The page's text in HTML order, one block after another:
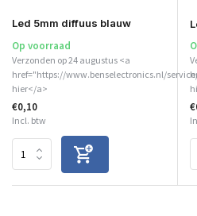
Led 5mm diffuus blauw
Op voorraad
Verzonden op 24 augustus <a
href="https://www.benselectronics.nl/
hier</a>
€0,10
Incl. btw